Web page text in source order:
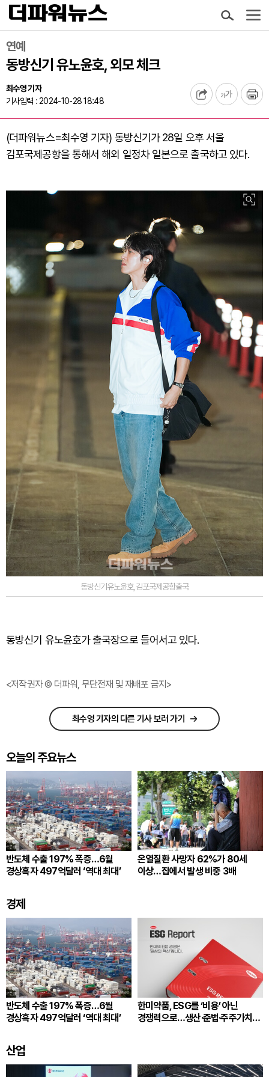
연예
동방신기 유노윤호, 외모 체크
최수영 기자
기사입력 : 2024-10-28 18:48
(더파워뉴스=최수영 기자) 동방신기가 28일 오후 서울
김포국제공항을 통해서 해외 일정차 일본으로 출국하고 있다.
동방신기유노윤호,김포국제공항출국
동방신기 유노윤호가 출국장으로 들어서고 있다.
<저작권자 © 더파워, 무단전재 및 재배포 금지>
최수영 기자의 다른 기사 보러 가기
오늘의 주요뉴스
반도체 수출 197% 폭증…6월
경상흑자 497억달러 ‘역대 최대’
온열질환 사망자 62%가 80세
이상…집에서 발생 비중 3배
경제
반도체 수출 197% 폭증…6월
경상흑자 497억달러 ‘역대 최대’
한미약품, ESG를 ‘비용’ 아닌
경쟁력으로…생산·준법·주주가치
산업